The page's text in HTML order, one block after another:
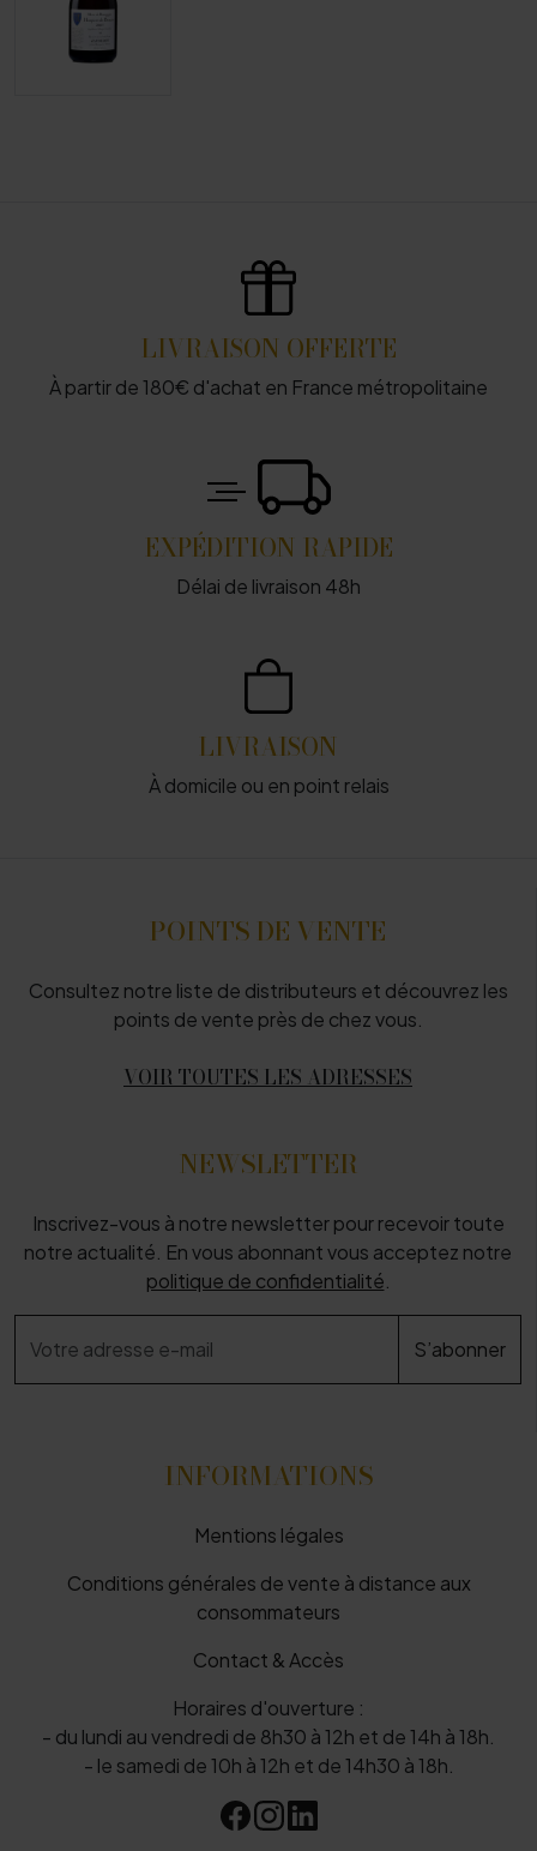
LIVRAISON OFFERTE
À partir de 180€ d'achat en France métropolitaine
EXPÉDITION RAPIDE
Délai de livraison 48h
LIVRAISON
À domicile ou en point relais
POINTS DE VENTE
Consultez notre liste de distributeurs et découvrez les
points de vente près de chez vous.
VOIR TOUTES LES ADRESSES
NEWSLETTER
Inscrivez-vous à notre newsletter pour recevoir toute
notre actualité. En vous abonnant vous acceptez notre
politique de confidentialité
INFORMATIONS
Mentions légales
Conditions générales de vente à distance aux
consommateurs
Contact & Accès
Horaires d'ouverture :
- du lundi au vendredi de 8h30 à 12h et de 14h à 18h.
- le samedi de 10h à 12h et de 14h30 à 18h.